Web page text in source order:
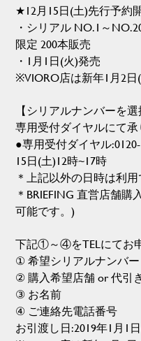
★12月15日(土)先行予約
・シリアル NO.1～
限定 200本販売
・1月1日(火)発売
※VIORO店は新年1月2
【シリアルナンバーを
専用受付ダイヤルにて承
●専用受付ダイヤル:
15日(土)12時~17時
＊上記以外の日時は利用
＊BRIEFING 直営店舗
可能です。)
下記①～④をTELにてお
① 希望シリアルナンバー
② 購入希望店舗 or 代引
③ お名前
④ ご連絡先電話番号
お引渡し日:2019年1月1